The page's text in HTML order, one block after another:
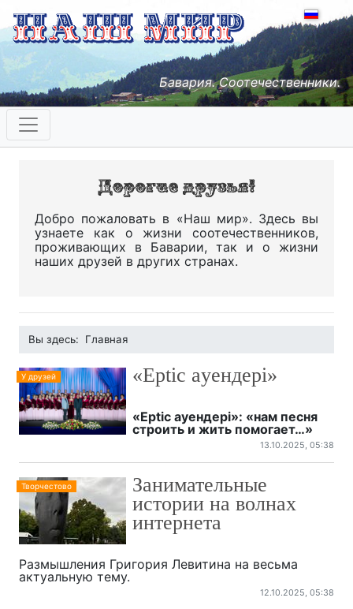
Бавария. Соотечественники.
Добро пожаловать в «Наш мир». Здесь вы
узнаете как о жизни соотечественников,
проживающих в Баварии, так и о жизни
наших друзей в других странах.
Вы здесь: Главная
У друзей «Ерtic ayeндeрi»
«Ерtic ayeндeрi»: «нам песня
строить и жить помогает…»
13.10.2025, 05:38
Творчестово
Занимательные
истории на волнах
интернета
Размышления Григория Левитина на весьма
актуальную тему.
12.10.2025, 05:38